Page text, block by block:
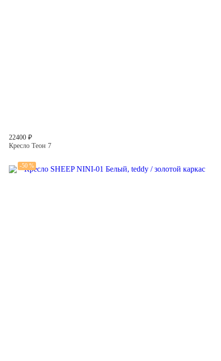
22400 ₽
Кресло Теон 7
-50 %